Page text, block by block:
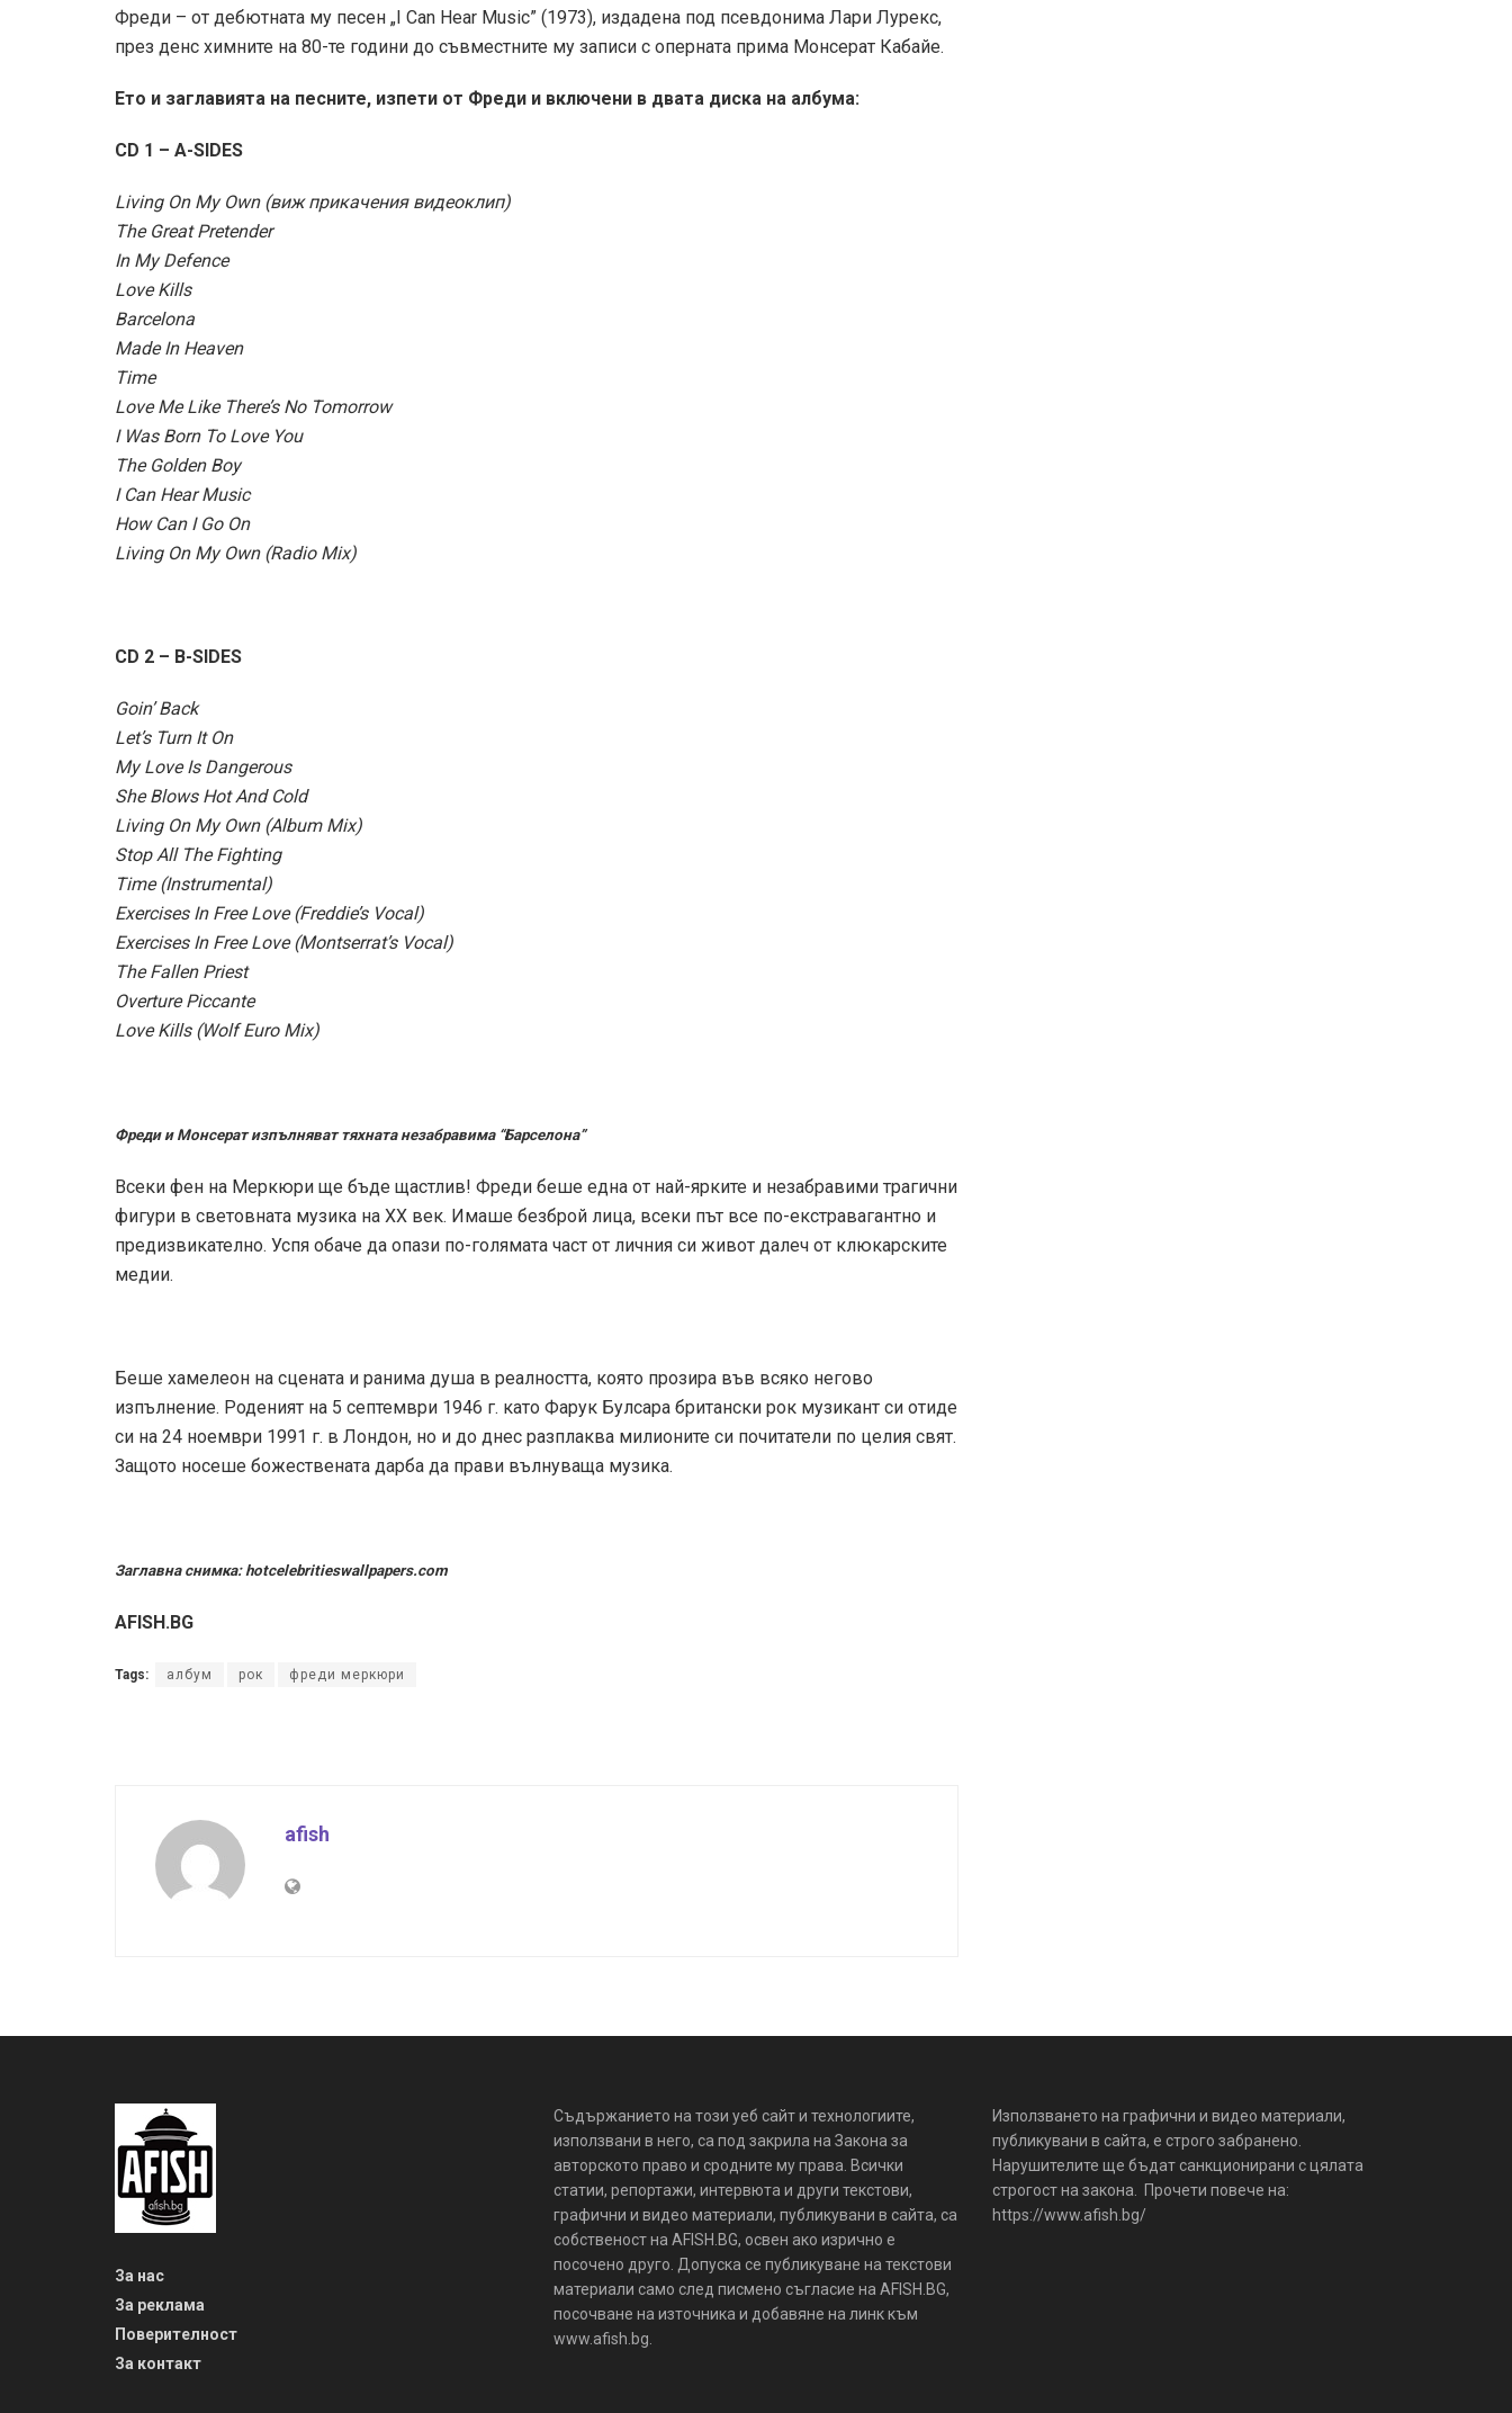
Фреди – от дебютната му песен „I Can Hear Music” (1973), издадена под псевдонима Лари Лурекс,
през денс химните на 80-те години до съвместните му записи с оперната прима Монсерат Кабайе.
Ето и заглавията на песните, изпети от Фреди и включени в двата диска на албума:
CD 1 – A-SIDES
Living On My Own (виж прикачения видеоклип)
The Great Pretender
In My Defence
Love Kills
Barcelona
Made In Heaven
Time
Love Me Like There’s No Tomorrow
I Was Born To Love You
The Golden Boy
I Can Hear Music
How Can I Go On
Living On My Own (Radio Mix)
CD 2 – B-SIDES
Goin’ Back
Let’s Turn It On
My Love Is Dangerous
She Blows Hot And Cold
Living On My Own (Album Mix)
Stop All The Fighting
Time (Instrumental)
Exercises In Free Love (Freddie’s Vocal)
Exercises In Free Love (Montserrat’s Vocal)
The Fallen Priest
Overture Piccante
Love Kills (Wolf Euro Mix)
Фреди и Монсерат изпълняват тяхната незабравима “Барселона”
Всеки фен на Меркюри ще бъде щастлив! Фреди беше една от най-ярките и незабравими трагични
фигури в световната музика на ХХ век. Имаше безброй лица, всеки път все по-екстравагантно и
предизвикателно. Успя обаче да опази по-голямата част от личния си живот далеч от клюкарските
медии.
Беше хамелеон на сцената и ранима душа в реалността, която прозира във всяко негово
изпълнение. Роденият на 5 септември 1946 г. като Фарук Булсара британски рок музикант си отиде
си на 24 ноември 1991 г. в Лондон, но и до днес разплаква милионите си почитатели по целия свят.
Защото носеше божествената дарба да прави вълнуваща музика.
Заглавна снимка: hotcelebritieswallpapers.com
AFISH.BG
Tags: албум рок фреди меркюри
afish
За нас
За реклама
Поверителност
За контакт
Съдържанието на този уеб сайт и технологиите,
използвани в него, са под закрила на Закона за
авторското право и сродните му права. Всички
статии, репортажи, интервюта и други текстови,
графични и видео материали, публикувани в сайта, са
собственост на AFISH.BG, освен ако изрично е
посочено друго. Допуска се публикуване на текстови
материали само след писмено съгласие на AFISH.BG,
посочване на източника и добавяне на линк към
www.afish.bg.
Използването на графични и видео материали,
публикувани в сайта, е строго забранено.
Нарушителите ще бъдат санкционирани с цялата
строгост на закона. Прочети повече на:
https://www.afish.bg/